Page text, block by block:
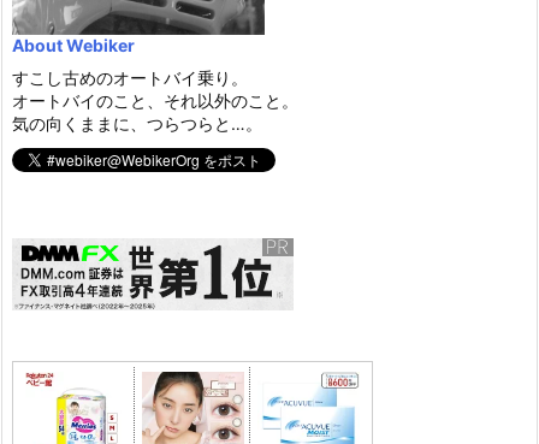
About Webiker
すこし古めのオートバイ乗り。
オートバイのこと、それ以外のこと。
気の向くままに、つらつらと…。